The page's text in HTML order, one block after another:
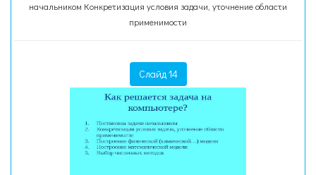
начальником Конкретизация условия задачи, уточнение области
применимости
Слайд 14